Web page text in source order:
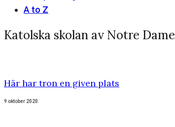
A to Z
Katolska skolan av Notre Dame
Här har tron en given plats
9 oktober 2020